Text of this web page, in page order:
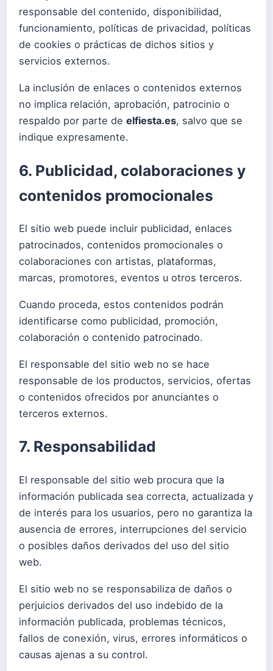
responsable del contenido, disponibilidad,
funcionamiento, políticas de privacidad, políticas
de cookies o prácticas de dichos sitios y
servicios externos.
La inclusión de enlaces o contenidos externos
no implica relación, aprobación, patrocinio o
respaldo por parte de elfiesta.es, salvo que se
indique expresamente.
6. Publicidad, colaboraciones y
contenidos promocionales
El sitio web puede incluir publicidad, enlaces
patrocinados, contenidos promocionales o
colaboraciones con artistas, plataformas,
marcas, promotores, eventos u otros terceros.
Cuando proceda, estos contenidos podrán
identificarse como publicidad, promoción,
colaboración o contenido patrocinado.
El responsable del sitio web no se hace
responsable de los productos, servicios, ofertas
o contenidos ofrecidos por anunciantes o
terceros externos.
7. Responsabilidad
El responsable del sitio web procura que la
información publicada sea correcta, actualizada y
de interés para los usuarios, pero no garantiza la
ausencia de errores, interrupciones del servicio
o posibles daños derivados del uso del sitio
web.
El sitio web no se responsabiliza de daños o
perjuicios derivados del uso indebido de la
información publicada, problemas técnicos,
fallos de conexión, virus, errores informáticos o
causas ajenas a su control.